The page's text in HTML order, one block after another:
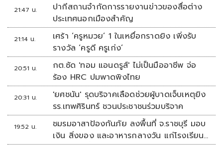
21:47 น.
ปากีสถานจำกัดการรายงานข่าวของสื่อต่าง
ประเทศนอกเมืองสำคัญ
21:14 น.
เศร้า ‘ครูหมวย’ 1 ในเหยื่อกราดยิง เพิ่งรับ
รางวัล ‘ครูดี ครูเก่ง’
20:51 น.
กต.ซัด 'ทอม แอนดรูส์' ไม่เป็นมืออาชีพ จ่อ
ร้อง HRC ปมพาดพิงไทย
20:31 น.
'ยศชนัน' รุดบริจาคเลือดช่วยผู้บาดเจ็บเหตุยิง
รร.เทพศิรินทร์ ชวนประชาชนร่วมบริจาค
19:52 น.
ชมรมอาสาป้องกันภัย ลงพื้นที่ จ.ราชบุรี มอบ
เงิน สิ่งของ และอาหารกลางวัน แก่โรงเรียน
บ้านหนองน้ำใส